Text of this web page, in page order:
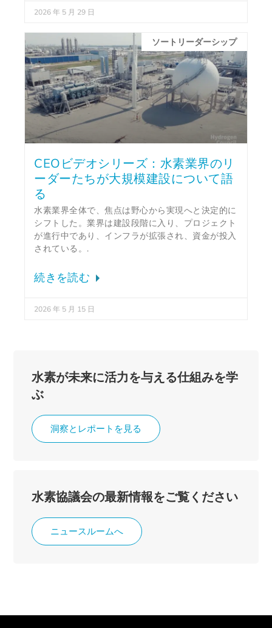
2026 年 5 月 29 日
ソートリーダーシップ
CEOビデオシリーズ：水素業界のリ
ーダーたちが大規模建設について語
る
水素業界全体で、焦点は野心から実現へと決定的に
シフトした。業界は建設段階に入り、プロジェクト
が進行中であり、インフラが拡張され、資金が投入
されている。.
続きを読む
2026 年 5 月 15 日
水素が未来に活力を与える仕組みを学
ぶ
洞察とレポートを見る
水素協議会の最新情報をご覧ください
ニュースルームへ